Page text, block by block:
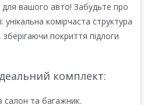
для вашого авто! Забудьте про
унікальна комірчаста структура
покриття підлоги
комплект:
салон та багажник.